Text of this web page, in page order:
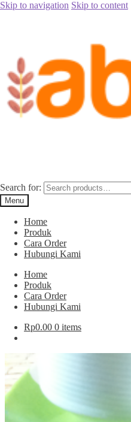
Skip to navigation Skip to content
Search for:
Menu
Home
Produk
Cara Order
Hubungi Kami
Home
Produk
Cara Order
Hubungi Kami
Rp0.00 0 items
Jual
Tanpa Biji Karimun Hub.
Posted onSeptember 4, 2017
Jual Kurma
Hub. 085780148484